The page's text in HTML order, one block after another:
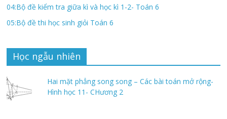
04:Bộ đề kiểm tra giữa kì và học kì 1-2- Toán 6
05:Bộ đề thi học sinh giỏi Toán 6
Học ngẫu nhiên
Hai mặt phẳng song song – Các bài toán mở rộng-
Hình học 11- CHương 2